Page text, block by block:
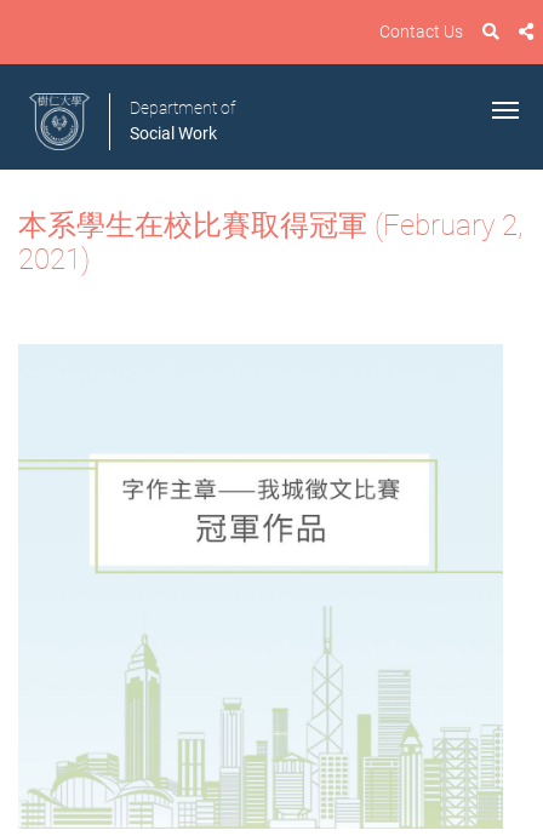
Contact Us
Department of
Social Work
本系學生在校比賽取得冠軍 (February 2,
2021)